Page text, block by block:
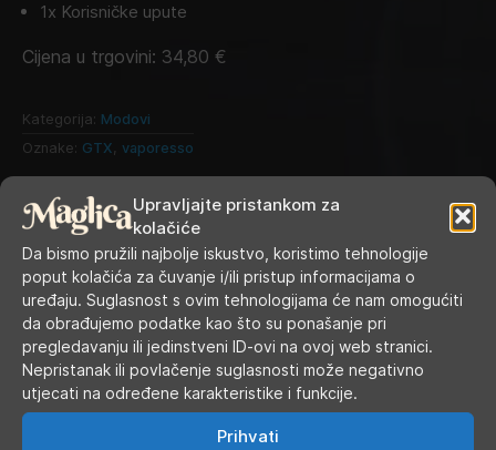
Upravljajte pristankom za
kolačiće
Da bismo pružili najbolje iskustvo, koristimo tehnologije
poput kolačića za čuvanje i/ili pristup informacijama o
uređaju. Suglasnost s ovim tehnologijama će nam omogućiti
da obrađujemo podatke kao što su ponašanje pri
pregledavanju ili jedinstveni ID-ovi na ovoj web stranici.
Nepristanak ili povlačenje suglasnosti može negativno
utjecati na određene karakteristike i funkcije.
Prihvati
1x Korisničke upute
Cijena u trgovini: 34,80 €
Kategorija: Modovi
Oznake: GTX, vaporesso
RADNO VRIJEME